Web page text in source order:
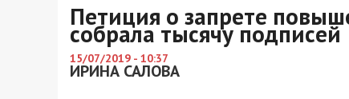
Петиция о запрете
собрала тысячу подписей
15/07/2019 - 10:37
ИРИНА САЛОВА